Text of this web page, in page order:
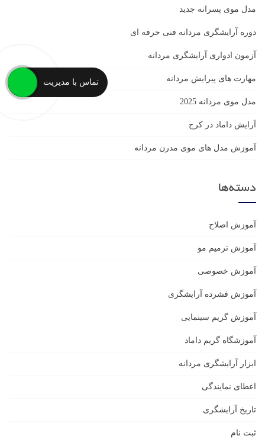
مدل موی پسرانه جدید
دوره آرایشگری مردانه فنی حرفه ای
آزمون ادواری آرایشگری مردانه
مهارت های پیرایش مردانه
مدل موی مردانه 2025
آرایش داماد در کرج
آموزش مدل های موی مدرن مردانه
دسته‌ها
آموزش اصلاح
آموزش ترمیم مو
آموزش خصوصی
آموزش فشرده آرایشگری
آموزش گریم سینمایی
آموزشگاه گریم داماد
ابزار آرایشگری مردانه
اعطای نمایندگی
تاریخ آرایشگری
ثبت نام
تماس با مدیریت